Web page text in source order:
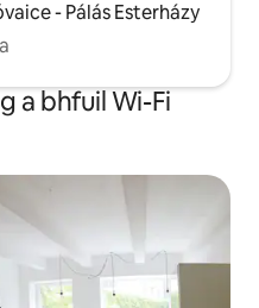
- Pálás Esterházy
a bhfuil Wi-Fi